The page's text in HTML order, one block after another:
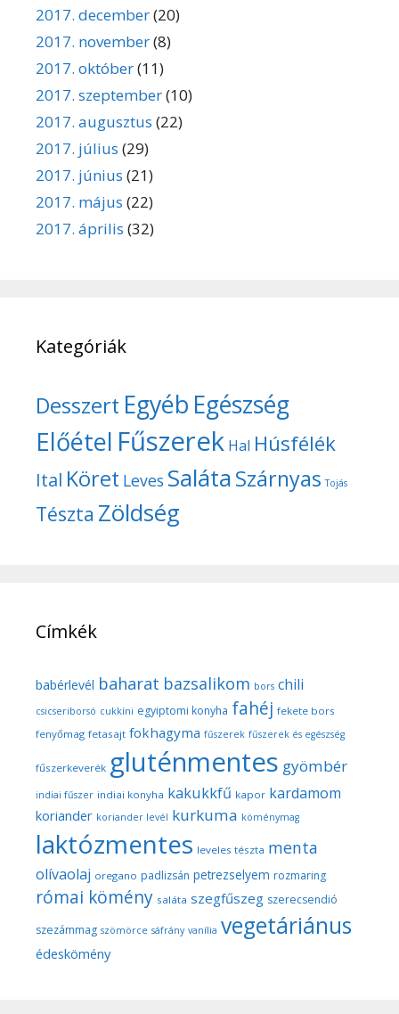
2017. december(20)
2017. november(8)
2017. október(11)
2017. szeptember(10)
2017. augusztus (22)
2017. július (29)
2017. június (21)
2017. május (22)
2017. április (32)
Kategóriák
Desszert Egyéb Egészség
Előétel Fűszerek Hal Húsfélék
Ital Köret Leves SalátaSzárnyas Tojás
Tészta Zöldség
Címkék
babérlevél baharat bazsalikom bors chili
csicseriborsó cukkíni egyiptomi konyha fahéj fekete bors
fenyőmag fetasajt fokhagyma fűszerek fűszerek és egészség
fűszerkeverék gluténmentes gyömbér
indiai fűszer indiai konyha kakukkfű kapor kardamom
koriander koriander levél kurkuma köménymag
laktózmentes leveles tészta menta
olívaolaj oregano padlizsán petrezselyem rozmaring
római kömény saláta szegfűszeg szerecsendió
szezámmag szömörce sáfrány vanília vegetáriánus
édeskömény